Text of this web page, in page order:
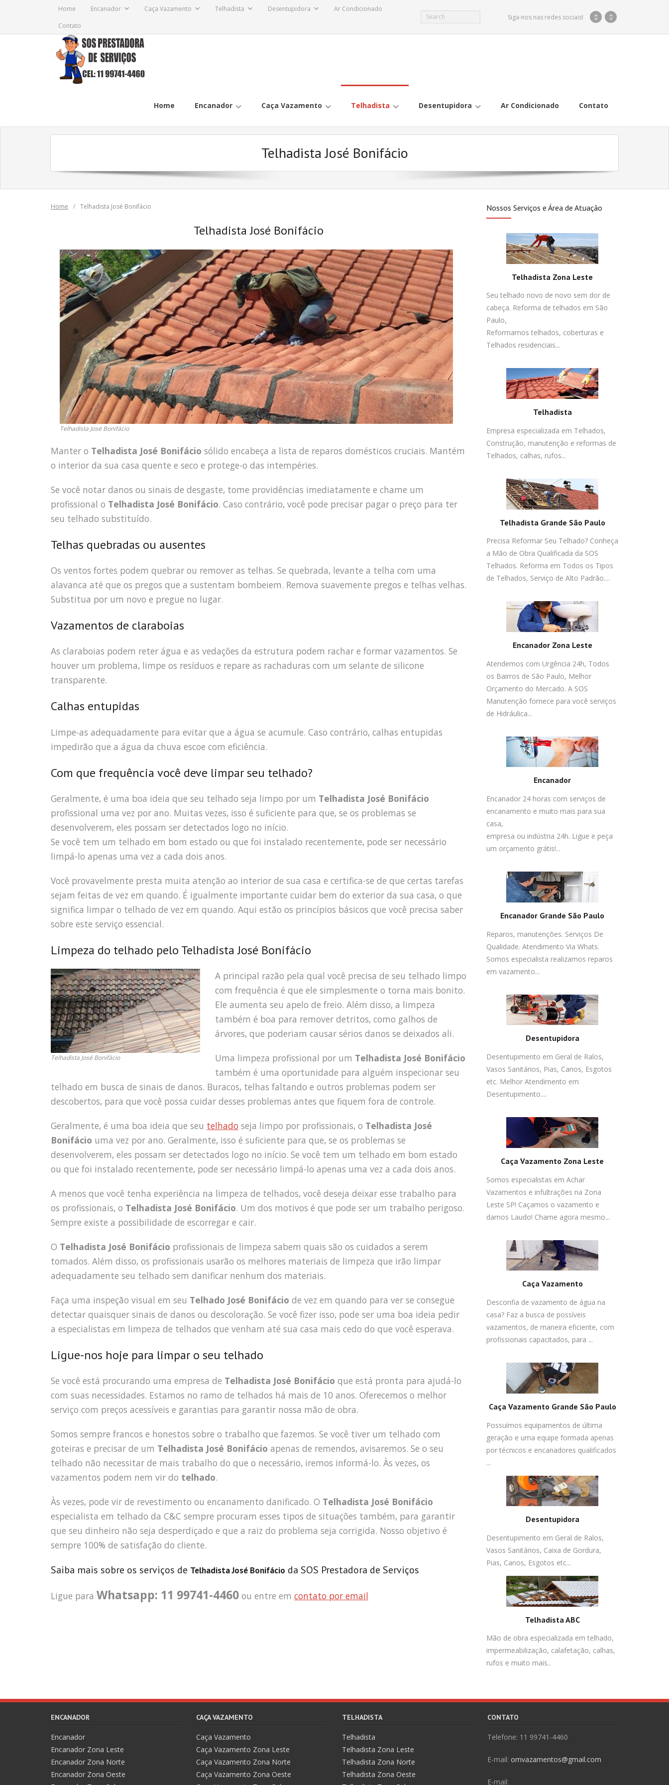
Home Encanador Caça Vazamento Telhadista Desentupidora
Ar Condicionado
Contato
Siga-nos nas redes sociais!
Home Encanador Caça Vazamento Telhadista Desentupidora Ar Condicionado Contato
Telhadista José Bonifácio
Home / Telhadista José Bonifácio
Telhadista José Bonifácio
Telhadista José Bonifácio
Manter o Telhadista José Bonifácio sólido encabeça a lista de reparos domésticos cruciais. Mantém
o interior da sua casa quente e seco e protege-o das intempéries.
Se você notar danos ou sinais de desgaste, tome providências imediatamente e chame um
profissional o Telhadista José Bonifácio. Caso contrário, você pode precisar pagar o preço para ter
seu telhado substituído.
Telhas quebradas ou ausentes
Os ventos fortes podem quebrar ou remover as telhas. Se quebrada, levante a telha com uma
alavanca até que os pregos que a sustentam bombeiem. Remova suavemente pregos e telhas velhas.
Substitua por um novo e pregue no lugar.
Vazamentos de claraboias
As claraboias podem reter água e as vedações da estrutura podem rachar e formar vazamentos. Se
houver um problema, limpe os resíduos e repare as rachaduras com um selante de silicone
transparente.
Calhas entupidas
Limpe-as adequadamente para evitar que a água se acumule. Caso contrário, calhas entupidas
impedirão que a água da chuva escoe com eficiência.
Com que frequência você deve limpar seu telhado?
Geralmente, é uma boa ideia que seu telhado seja limpo por um Telhadista José Bonifácio
profissional uma vez por ano. Muitas vezes, isso é suficiente para que, se os problemas se
desenvolverem, eles possam ser detectados logo no início.
Se você tem um telhado em bom estado ou que foi instalado recentemente, pode ser necessário
limpá-lo apenas uma vez a cada dois anos.
Você provavelmente presta muita atenção ao interior de sua casa e certifica-se de que certas tarefas
sejam feitas de vez em quando. É igualmente importante cuidar bem do exterior da sua casa, o que
significa limpar o telhado de vez em quando. Aqui estão os princípios básicos que você precisa saber
sobre este serviço essencial.
Limpeza do telhado pelo Telhadista José Bonifácio
Telhadista José Bonifácio
A principal razão pela qual você precisa de seu telhado limpo
com frequência é que ele simplesmente o torna mais bonito.
Ele aumenta seu apelo de freio. Além disso, a limpeza
também é boa para remover detritos, como galhos de
árvores, que poderiam causar sérios danos se deixados ali.
Uma limpeza profissional por um Telhadista José Bonifácio
também é uma oportunidade para alguém inspecionar seu
telhado em busca de sinais de danos. Buracos, telhas faltando e outros problemas podem ser
descobertos, para que você possa cuidar desses problemas antes que fiquem fora de controle.
Geralmente, é uma boa ideia que seu telhado seja limpo por profissionais, o Telhadista José
Bonifácio uma vez por ano. Geralmente, isso é suficiente para que, se os problemas se
desenvolverem, eles possam ser detectados logo no início. Se você tem um telhado em bom estado
ou que foi instalado recentemente, pode ser necessário limpá-lo apenas uma vez a cada dois anos.
A menos que você tenha experiência na limpeza de telhados, você deseja deixar esse trabalho para
os profissionais, o Telhadista José Bonifácio. Um dos motivos é que pode ser um trabalho perigoso.
Sempre existe a possibilidade de escorregar e cair.
O Telhadista José Bonifácio profissionais de limpeza sabem quais são os cuidados a serem
tomados. Além disso, os profissionais usarão os melhores materiais de limpeza que irão limpar
adequadamente seu telhado sem danificar nenhum dos materiais.
Faça uma inspeção visual em seu Telhado José Bonifácio de vez em quando para ver se consegue
detectar quaisquer sinais de danos ou descoloração. Se você fizer isso, pode ser uma boa ideia pedir
a especialistas em limpeza de telhados que venham até sua casa mais cedo do que você esperava.
Ligue-nos hoje para limpar o seu telhado
Se você está procurando uma empresa de Telhadista José Bonifácio que está pronta para ajudá-lo
com suas necessidades. Estamos no ramo de telhados há mais de 10 anos. Oferecemos o melhor
serviço com preços acessíveis e garantias para garantir nossa mão de obra.
Somos sempre francos e honestos sobre o trabalho que fazemos. Se você tiver um telhado com
goteiras e precisar de um Telhadista José Bonifácio apenas de remendos, avisaremos. Se o seu
telhado não necessitar de mais trabalho do que o necessário, iremos informá-lo. Às vezes, os
vazamentos podem nem vir do telhado.
Às vezes, pode vir de revestimento ou encanamento danificado. O Telhadista José Bonifácio
especialista em telhado da C&C sempre procuram esses tipos de situações também, para garantir
que seu dinheiro não seja desperdiçado e que a raiz do problema seja corrigida. Nosso objetivo é
sempre 100% de satisfação do cliente.
Saiba mais sobre os serviços de Telhadista José Bonifácio da SOS Prestadora de Serviços
Ligue para Whatsapp: 11 99741-4460 ou entre em contato por email
Nossos Serviços e Área de Atuação
Telhadista Zona Leste
Seu telhado novo de novo sem dor de
cabeça. Reforma de telhados em São
Paulo,
Reformamos telhados, coberturas e
Telhados residenciais...
Telhadista
Empresa especializada em Telhados,
Construção, manutenção e reformas de
Telhados, calhas, rufos...
Telhadista Grande São Paulo
Precisa Reformar Seu Telhado? Conheça
a Mão de Obra Qualificada da SOS
Telhados. Reforma em Todos os Tipos
de Telhados, Serviço de Alto Padrão....
Encanador Zona Leste
Atendemos com Urgência 24h, Todos
os Bairros de São Paulo, Melhor
Orçamento do Mercado. A SOS
Manutenção fornece para você serviços
de Hidráulica...
Encanador
Encanador 24 horas com serviços de
encanamento e muito mais para sua
casa,
empresa ou indústria 24h. Ligue e peça
um orçamento grátis!...
Encanador Grande São Paulo
Reparos, manutenções. Serviços De
Qualidade. Atendimento Via Whats.
Somos especialista realizamos reparos
em vazamento...
Desentupidora
Desentupimento em Geral de Ralos,
Vasos Sanitários, Pias, Canos, Esgotos
etc. Melhor Atendimento em
Desentupimento....
Caça Vazamento Zona Leste
Somos especialistas em Achar
Vazamentos e infultrações na Zona
Leste SP! Caçamos o vazamento e
damos Laudo! Chame agora mesmo...
Caça Vazamento
Desconfia de vazamento de água na
casa? Faz a busca de possíveis
vazamentos, de maneira eficiente, com
profissionais capacitados, para ...
Caça Vazamento Grande São Paulo
Possuímos equipamentos de última
geração e uma equipe formada apenas
por técnicos e encanadores qualificados
...
Desentupidora
Desentupimento em Geral de Ralos,
Vasos Sanitários, Caixa de Gordura,
Pias, Canos, Esgotos etc...
Telhadista ABC
Mão de obra especializada em telhado,
impermeabilização, calafetação, calhas,
rufos e muito mais..
ENCANADOR
Encanador
Encanador Zona Leste
Encanador Zona Norte
Encanador Zona Oeste
CAÇA VAZAMENTO
Caça Vazamento
Caça Vazamento Zona Leste
Caça Vazamento Zona Norte
Caça Vazamento Zona Oeste
TELHADISTA
Telhadista
Telhadista Zona Leste
Telhadista Zona Norte
Telhadista Zona Oeste
CONTATO
Telefone: 11 99741-4460
E-mail: omvazamentos@gmail.com
E-mail: